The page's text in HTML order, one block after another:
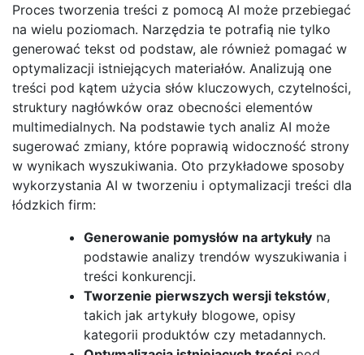
Proces tworzenia treści z pomocą AI może przebiegać
na wielu poziomach. Narzędzia te potrafią nie tylko
generować tekst od podstaw, ale również pomagać w
optymalizacji istniejących materiałów. Analizują one
treści pod kątem użycia słów kluczowych, czytelności,
struktury nagłówków oraz obecności elementów
multimedialnych. Na podstawie tych analiz AI może
sugerować zmiany, które poprawią widoczność strony
w wynikach wyszukiwania. Oto przykładowe sposoby
wykorzystania AI w tworzeniu i optymalizacji treści dla
łódzkich firm:
Generowanie pomysłów na artykuły na
podstawie analizy trendów wyszukiwania i
treści konkurencji.
Tworzenie pierwszych wersji tekstów,
takich jak artykuły blogowe, opisy
kategorii produktów czy metadannych.